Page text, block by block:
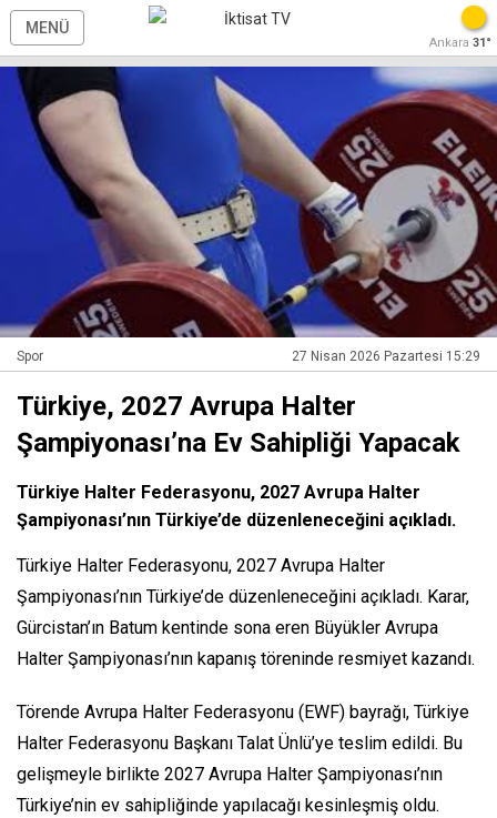
MENÜ
Ankara 31°
Spor 27 Nisan 2026 Pazartesi 15:29
Türkiye, 2027 Avrupa Halter
Şampiyonası’na Ev Sahipliği Yapacak
Türkiye Halter Federasyonu, 2027 Avrupa Halter
Şampiyonası’nın Türkiye’de düzenleneceğini açıkladı.
Türkiye Halter Federasyonu, 2027 Avrupa Halter
Şampiyonası’nın Türkiye’de düzenleneceğini açıkladı. Karar,
Gürcistan’ın Batum kentinde sona eren Büyükler Avrupa
Halter Şampiyonası’nın kapanış töreninde resmiyet kazandı.
Törende Avrupa Halter Federasyonu (EWF) bayrağı, Türkiye
Halter Federasyonu Başkanı Talat Ünlü’ye teslim edildi. Bu
gelişmeyle birlikte 2027 Avrupa Halter Şampiyonası’nın
Türkiye’nin ev sahipliğinde yapılacağı kesinleşmiş oldu.